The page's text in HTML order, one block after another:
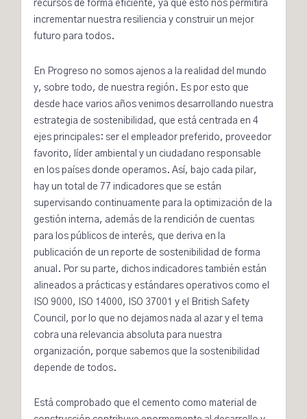
recursos de forma eficiente, ya que esto nos permitirá
incrementar nuestra resiliencia y construir un mejor
futuro para todos.
En Progreso no somos ajenos a la realidad del mundo
y, sobre todo, de nuestra región. Es por esto que
desde hace varios años venimos desarrollando nuestra
estrategia de sostenibilidad, que está centrada en 4
ejes principales: ser el empleador preferido, proveedor
favorito, líder ambiental y un ciudadano responsable
en los países donde operamos. Así, bajo cada pilar,
hay un total de 77 indicadores que se están
supervisando continuamente para la optimización de la
gestión interna, además de la rendición de cuentas
para los públicos de interés, que deriva en la
publicación de un reporte de sostenibilidad de forma
anual. Por su parte, dichos indicadores también están
alineados a prácticas y estándares operativos como el
ISO 9000, ISO 14000, ISO 37001 y el British Safety
Council, por lo que no dejamos nada al azar y el tema
cobra una relevancia absoluta para nuestra
organización, porque sabemos que la sostenibilidad
depende de todos.
Está comprobado que el cemento como material de